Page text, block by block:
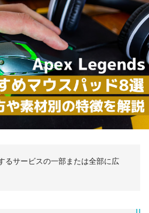
るサービスの一部または全部に広